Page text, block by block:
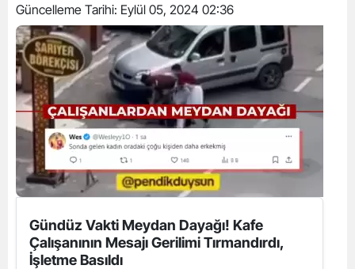
Güncelleme Tarihi: Eylül 05, 2024 02:36
Gündüz Vakti Meydan Dayağı! Kafe
Çalışanının Mesajı Gerilimi Tırmandırdı,
İşletme Basıldı